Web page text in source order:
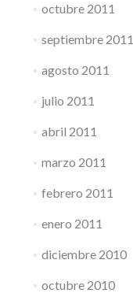
octubre 2011
septiembre 2011
agosto 2011
julio 2011
abril 2011
marzo 2011
febrero 2011
enero 2011
diciembre 2010
octubre 2010